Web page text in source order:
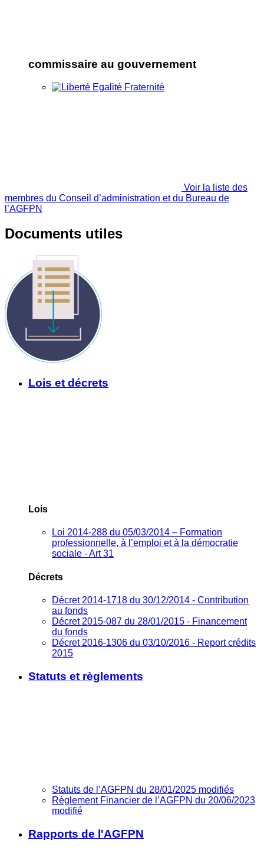
commissaire au gouvernement
Voir la liste des
membres du Conseil d’administration et du Bureau de
l’AGFPN
Documents utiles
Lois et décrets
Lois
Loi 2014-288 du 05/03/2014 – Formation
professionnelle, à l’emploi et à la démocratie
sociale - Art 31
Décrets
Décret 2014-1718 du 30/12/2014 - Contribution
au fonds
Décret 2015-087 du 28/01/2015 - Financement
du fonds
Décret 2016-1306 du 03/10/2016 - Report crédits
2015
Statuts et règlements
Statuts de l’AGFPN du 28/01/2025 modifiés
Règlement Financier de l’AGFPN du 20/06/2023
modifié
Rapports de l'AGFPN